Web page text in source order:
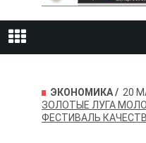
ЭКОНОМИКА
20
ЗОЛОТЫЕ ЛУГА
ФЕСТИВАЛЬ